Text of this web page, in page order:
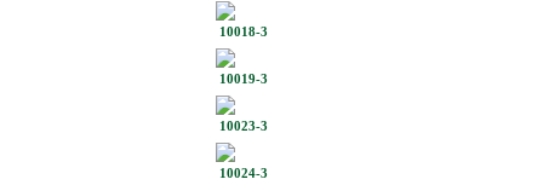
10018-3
10019-3
10023-3
10024-3